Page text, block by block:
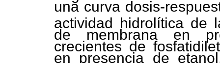
una curva dosis-
actividad hidrolítica de
de membrana en
crecientes de
en presencia de